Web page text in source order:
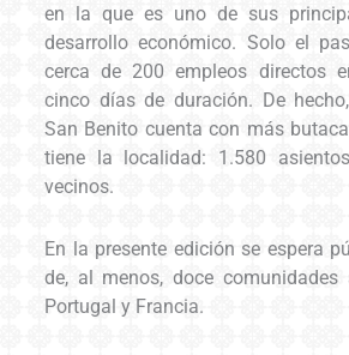
en la que es uno de sus
desarrollo económico. Solo el
cerca de 200 empleos directos
cinco días de duración. De
San Benito cuenta con más
tiene la localidad: 1.580
vecinos.
En la presente edición se espera
de, al menos, doce
Portugal y Francia.